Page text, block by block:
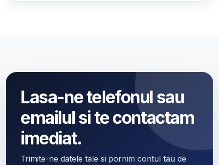
Lasa-ne telefonul sau
emailul si te contactam
imediat.
Trimite-ne datele tale si pornim contul tau de